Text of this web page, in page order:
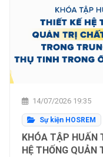
14/07/2026 19:35
Sự kiện HOSREM
KHÓA TẬP HUẤN
HỆ THỐNG QUẢN